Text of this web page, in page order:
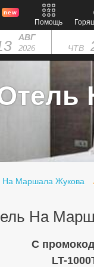
new
Помощь
АВГ
2026 ЧТВ
На Маршала Жукова
На
C
LT-